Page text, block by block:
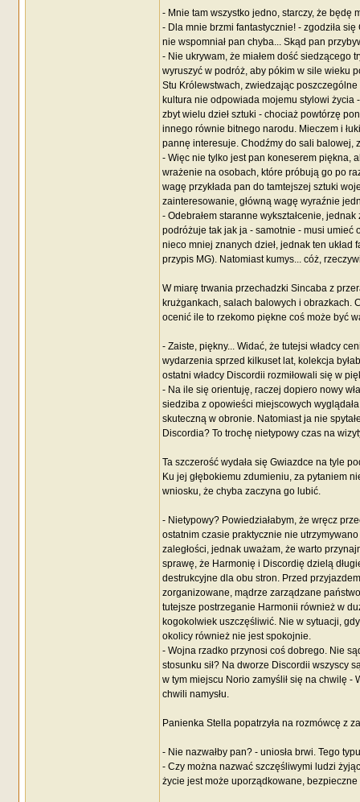
- Mnie tam wszystko jedno, starczy, że będę
- Dla mnie brzmi fantastycznie! - zgodziła
nie wspomniał pan chyba... Skąd pan
- Nie ukrywam, że miałem dość siedzącego
wyruszyć w podróż, aby pókim w sile wieku
Stu Królewstwach, zwiedzając
kultura nie odpowiada mojemu stylowi
zbyt wielu dzieł sztuki - chociaż powtórzę
innego równie bitnego narodu. Mieczem i
pannę interesuje. Chodźmy do sali balowej,
- Więc nie tylko jest pan koneserem piękna,
wrażenie na osobach, które próbują go po
wagę przykłada pan do tamtejszej sztuki
zainteresowanie, główną wagę wyraźnie
- Odebrałem staranne wykształcenie,
podróżuje tak jak ja - samotnie - musi umieć
nieco mniej znanych dzieł, jednak ten
przypis MG). Natomiast kumys... cóż,
W miarę trwania przechadzki Sincaba z
krużgankach, salach balowych i obrazkach.
ocenić ile to rzekomo piękne coś może być
- Zaiste, piękny... Widać, że tutejsi władcy
wydarzenia sprzed kilkuset lat, kolekcja
ostatni władcy Discordii rozmiłowali się w
- Na ile się orientuję, raczej dopiero nowy
siedziba z opowieści miejscowych
skuteczną w obronie. Natomiast ja nie
Discordia? To trochę nietypowy czas na
Ta szczerość wydała się Gwiazdce na tyle
Ku jej głębokiemu zdumieniu, za pytaniem
wniosku, że chyba zaczyna go lubić.
- Nietypowy? Powiedziałabym, że wręcz
ostatnim czasie praktycznie nie
zaległości, jednak uważam, że warto
sprawę, że Harmonię i Discordię dzielą
destrukcyjne dla obu stron. Przed
zorganizowane, mądrze zarządzane
tutejsze postrzeganie Harmonii również w
kogokolwiek uszczęśliwić. Nie w sytuacji,
okolicy również nie jest spokojnie.
- Wojna rzadko przynosi coś dobrego. Nie
stosunku sił? Na dworze Discordii wszyscy
w tym miejscu Norio zamyślił się na chwilę -
chwili namysłu.
Panienka Stella popatrzyła na rozmówcę z
- Nie nazwałby pan? - uniosła brwi. Tego
- Czy można nazwać szczęśliwymi ludzi
życie jest może uporządkowane,